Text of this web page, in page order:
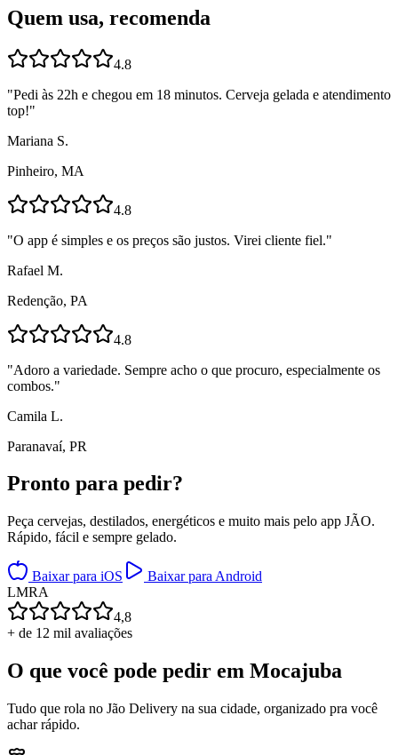
Quem usa, recomenda
4.8
"Pedi às 22h e chegou em 18 minutos. Cerveja gelada e atendimento
top!"
Mariana S.
Pinheiro, MA
4.8
"O app é simples e os preços são justos. Virei cliente fiel."
Rafael M.
Redenção, PA
4.8
"Adoro a variedade. Sempre acho o que procuro, especialmente os
combos."
Camila L.
Paranavaí, PR
Pronto para pedir?
Peça cervejas, destilados, energéticos e muito mais pelo app JÃO.
Rápido, fácil e sempre gelado.
Baixar para iOS
Baixar para Android
LMRA
4,8
+ de 12 mil avaliações
O que você pode pedir em Mocajuba
Tudo que rola no Jão Delivery na sua cidade, organizado pra você
achar rápido.